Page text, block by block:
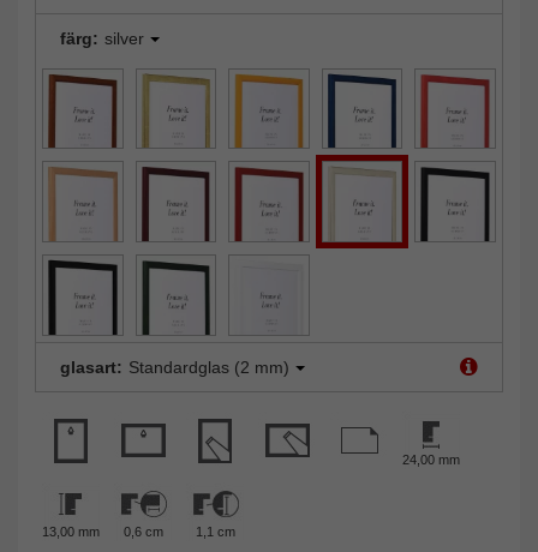
färg: silver
glasart: Standardglas (2 mm)
24,00 mm
13,00 mm 0,6 cm 1,1 cm